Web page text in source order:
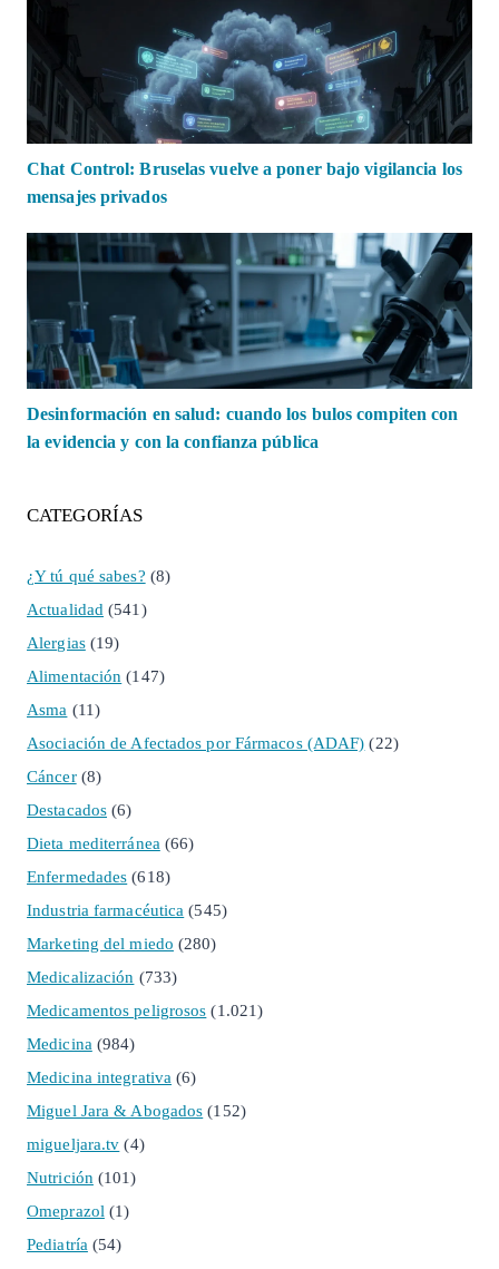
Chat Control: Bruselas vuelve a poner bajo vigilancia los
mensajes privados
Desinformación en salud: cuando los bulos compiten con
la evidencia y con la confianza pública
CATEGORÍAS
¿Y tú qué sabes? (8)
Actualidad (541)
Alergias(19)
Alimentación (147)
Asma (11)
Asociación de Afectados por Fármacos (ADAF) (22)
Cáncer(8)
Destacados (6)
Dieta mediterránea (66)
Enfermedades (618)
Industria farmacéutica (545)
Marketing del miedo (280)
Medicalización (733)
Medicamentos peligrosos (1.021)
Medicina (984)
Medicina integrativa (6)
Miguel Jara & Abogados (152)
migueljara.tv (4)
Nutrición (101)
Omeprazol (1)
Pediatría (54)